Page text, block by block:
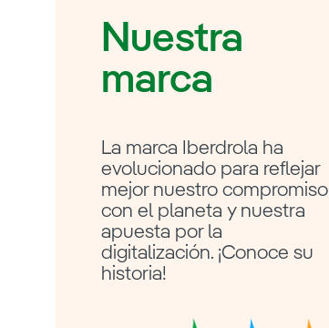
Nuestra
marca
La marca Iberdrola ha
evolucionado para reflejar
mejor nuestro compromiso
con el planeta y nuestra
apuesta por la
digitalización. ¡Conoce su
historia!